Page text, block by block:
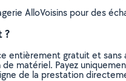
AlloVoisins pour des
?
entièrement gratuit et
matériel. Payez
de la prestation